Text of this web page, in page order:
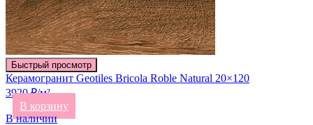
Быстрый просмотр
Керамогранит Geotiles Bricola Roble Natural 20×120
3920 ₽/м²
В корзину
В наличии